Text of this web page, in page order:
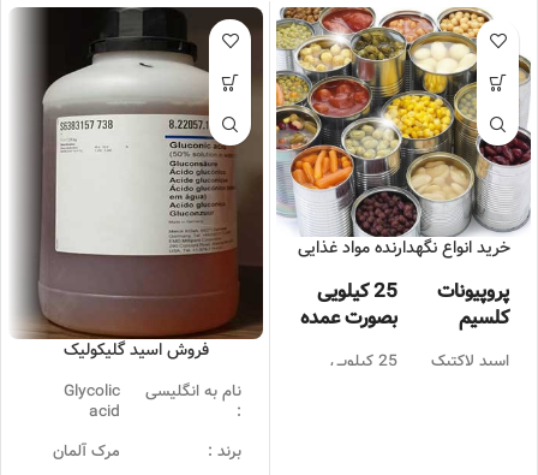
خرید انواع نگهدارنده مواد غذایی
پروپیونات
کلسیم
25 کیلویی
بصورت عمده
اسید لاکتیک
25 کیلویی
فروش اسید گلیکولیک
نام به انگلیسی
:
Glycolic
acid
برند :
مرک آلمان